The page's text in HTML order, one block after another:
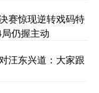
赛惊现逆转戏码特
仍握主动
汪东兴道：大家跟